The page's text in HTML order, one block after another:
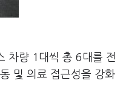
차량 1대씩 총 6대를 전
및 의료 접근성을 강화